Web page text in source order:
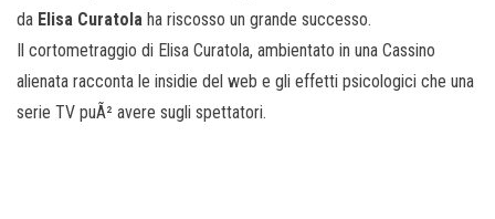
da Elisa Curatola ha riscosso un grande successo.
Il cortometraggio di Elisa Curatola, ambientato in una Cassino
alienata racconta le insidie del web e gli effetti psicologici che una
serie TV puÃ² avere sugli spettatori.